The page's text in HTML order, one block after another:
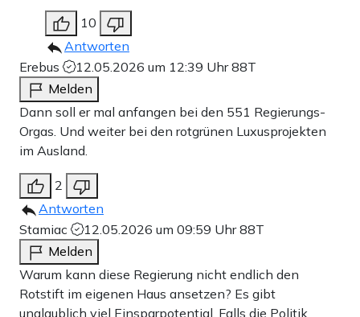
10
Antworten
Erebus
12.05.2026 um 12:39 Uhr88T
Melden
Dann soll er mal anfangen bei den 551 Regierungs-
Orgas. Und weiter bei den rotgrünen Luxusprojekten
im Ausland.
2
Antworten
Stamiac
12.05.2026 um 09:59 Uhr88T
Melden
Warum kann diese Regierung nicht endlich den
Rotstift im eigenen Haus ansetzen? Es gibt
unglaublich viel Einsparpotential. Falls die Politik